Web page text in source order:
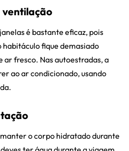
ventilação
é bastante eficaz, pois
fique demasiado
ar fresco. Nas autoestradas, a
ao ar condicionado, usando
o corpo hidratado durante